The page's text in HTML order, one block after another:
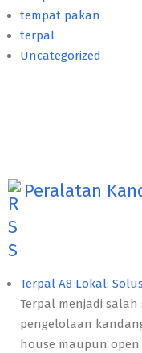
tempat pakan
terpal
Uncategorized
Peralatan
Terpal A8 Lokal:
Terpal menjadi
pengelolaan
house maupun open